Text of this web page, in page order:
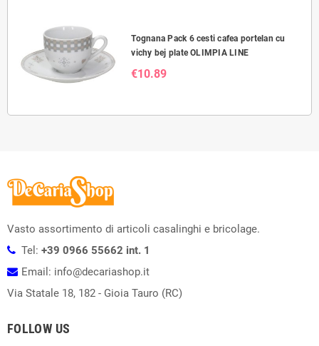
Tognana Pack 6 cesti cafea portelan cu
vichy bej plate OLIMPIA LINE
€10.89
Vasto assortimento di articoli casalinghi e bricolage.
Tel: +39 0966 55662 int. 1
Email: info@decariashop.it
Via Statale 18, 182 - Gioia Tauro (RC)
FOLLOW US